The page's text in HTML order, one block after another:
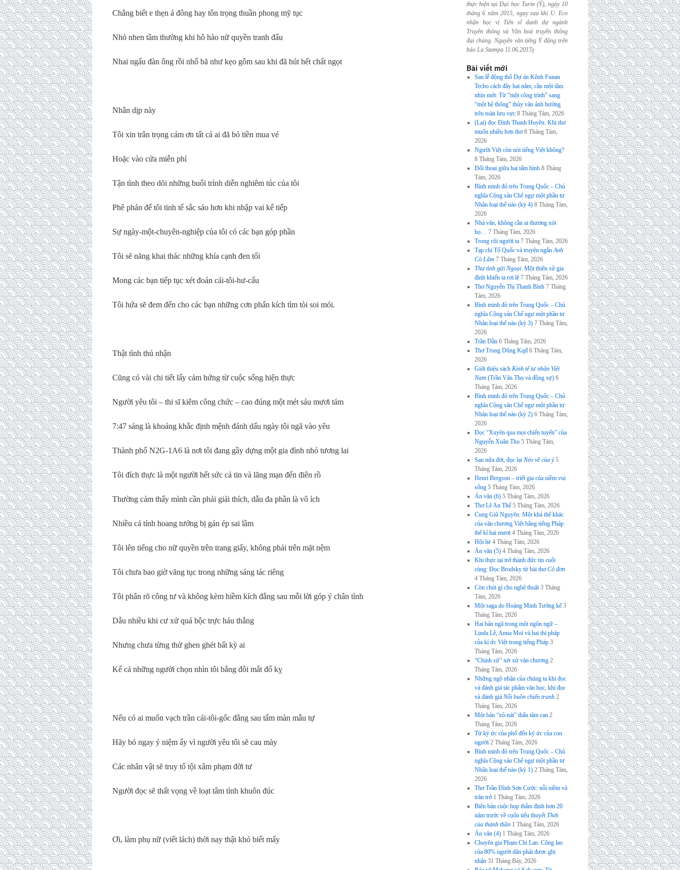
Chẳng biết e thẹn á đông hay tôn trọng thuần phong mỹ tục
Nhỏ nhen tầm thường khi hô hào nữ quyền tranh đấu
Nhai ngấu đàn ông rồi nhổ bã như kẹo gôm sau khi đã hút hết chất ngọt
Nhân dịp này
Tôi xin trân trọng cám ơn tất cả ai đã bỏ tiền mua vé
Hoặc vào cửa miễn phí
Tận tình theo dõi những buổi trình diễn nghiêm túc của tôi
Phê phán để tôi tinh tế sắc sảo hơn khi nhập vai kế tiếp
Sự ngày-một-chuyên-nghiệp của tôi có các bạn góp phần
Tôi sẽ năng khai thác những khía cạnh đen tối
Mong các bạn tiếp tục xét đoán cái-tôi-hư-cấu
Tôi hứa sẽ đem đến cho các bạn những cơn phấn kích tìm tòi soi mói.
Thật tình thú nhận
Cũng có vài chi tiết lấy cảm hứng từ cuộc sống hiện thực
Người yêu tôi – thi sĩ kiêm công chức – cao đúng một mét sáu mươi tám
7:47 sáng là khoảng khắc định mệnh đánh dấu ngày tôi ngã vào yêu
Thành phố N2G-1A6 là nơi tôi đang gầy dựng một gia đình nhỏ tương lai
Tôi đích thực là một người hết sức cả tin và lãng mạn đến điên rồ
Thường cảm thấy mình cần phải giải thích, dẫu đa phần là vô ích
Nhiều cá tính hoang tưởng bị gán ép sai lầm
Tôi lên tiếng cho nữ quyền trên trang giấy, không phải trên mặt nệm
Tôi chưa bao giờ văng tục trong những sáng tác riêng
Tôi phân rõ công tư và không kèm hiềm kích đằng sau mỗi lời góp ý chân tình
Dẫu nhiều khi cư xử quá bộc trực háu thắng
Nhưng chưa từng thử ghen ghét bất kỳ ai
Kể cả những người chọn nhìn tôi bằng đôi mắt đố kỵ
Nếu có ai muốn vạch trần cái-tôi-gốc đằng sau tấm màn mẫu tự
Hãy bỏ ngay ý niệm ấy vì người yêu tôi sẽ cau mày
Các nhân vật sẽ truy tố tội xâm phạm đời tư
Người đọc sẽ thất vọng về loạt tâm tình khuôn đúc
Ơi, làm phụ nữ (viết lách) thời nay thật khó biết mấy
thực hiện tại Đại học Turin (Ý), ngày 10
tháng 6 năm 2015, ngay sau khi U. Eco
nhận học vị Tiến sĩ danh dự ngành
Truyền thông và Văn hoá truyền thông
đại chúng. Nguyên văn tiếng Ý đăng trên
báo La Stampa 11.06.2015)
Bài viết mới
Sau lễ động thổ Dự án Kênh Funan
Techo cách đây hai năm, cần một tầm
nhìn mới: Từ “một công trình” sang
“một hệ thống” thủy văn ảnh hưởng
trên toàn lưu vực 8 Tháng Tám, 2026
(Lại) đọc Đinh Thanh Huyền: Khi thơ
muốn nhiều hơn thơ 8 Tháng Tám,
2026
Người Việt còn nói tiếng Việt không?
8 Tháng Tám, 2026
Đối thoại giữa hai tấm hình 8 Tháng
Tám, 2026
Bình minh đỏ trên Trung Quốc – Chủ
nghĩa Cộng sản Chế ngự một phần tư
Nhân loại thế nào (kỳ 4) 8 Tháng Tám,
2026
Nhà văn, không cần ai thương xót
họ… 7 Tháng Tám, 2026
Trong cõi người ta 7 Tháng Tám, 2026
Tạp chí Tổ Quốc và truyện ngắnAnh
Cò Lấm 7 Tháng Tám, 2026
Thư tình gửi Ngoại: Một thiên sử gia
đình khiến ta rơi lệ 7 Tháng Tám, 2026
Thơ Nguyễn Thị Thanh Bình 7 Tháng
Tám, 2026
Bình minh đỏ trên Trung Quốc – Chủ
nghĩa Cộng sản Chế ngự một phần tư
Nhân loại thế nào (kỳ 3) 7 Tháng Tám,
2026
Trần Dần 6 Tháng Tám, 2026
Thơ Trung Dũng Kqđ 6 Tháng Tám,
2026
Giới thiệu sách Kinh tế tư nhân Việt
Nam (Trần Văn Thọ và đồng sự) 6
Tháng Tám, 2026
Bình minh đỏ trên Trung Quốc – Chủ
nghĩa Cộng sản Chế ngự một phần tư
Nhân loại thế nào (kỳ 2) 6 Tháng Tám,
2026
Đọc “Xuyên qua mọi chiến tuyến” của
Nguyễn Xuân Thọ 5 Tháng Tám,
2026
Sau nửa đời, đọc lại Nẻo về của ý 5
Tháng Tám, 2026
Henri Bergson – triết gia của niềm vui
sống 5 Tháng Tám, 2026
Án văn (6) 5 Tháng Tám, 2026
Thơ Lê An Thế 5 Tháng Tám, 2026
Cung Giũ Nguyên: Một khả thể khác
của văn chương Việt bằng tiếng Pháp
thế kỉ hai mươi 4 Tháng Tám, 2026
Hội hè 4 Tháng Tám, 2026
Án văn (5) 4 Tháng Tám, 2026
Khi thực tại trở thành đức tin cuối
cùng: Đọc Brodsky từ bài thơCô đơn
4 Tháng Tám, 2026
Còn chút gì cho nghệ thuật 3 Tháng
Tám, 2026
Một saga do Hoàng Minh Tường kể 3
Tháng Tám, 2026
Hai bản ngã trong một ngôn ngữ –
Linda Lê, Anna Moï và hai thi pháp
của kí ức Việt trong tiếng Pháp 3
Tháng Tám, 2026
“Chính sử” xét xử văn chương 2
Tháng Tám, 2026
Những ngộ nhận của chúng ta khi đọc
và đánh giá tác phẩm văn học, khi đọc
và đánh giá Nỗi buồn chiến tranh 2
Tháng Tám, 2026
Một bản “xô-nát” thấu tâm can 2
Tháng Tám, 2026
Từ ký ức của phố đến ký ức của con
người 2 Tháng Tám, 2026
Bình minh đỏ trên Trung Quốc – Chủ
nghĩa Cộng sản Chế ngự một phần tư
Nhân loại thế nào (kỳ 1) 2 Tháng Tám,
2026
Thơ Trần Đình Sơn Cước: nỗi niềm và
trăn trở 1 Tháng Tám, 2026
Biên bản cuộc họp thẩm định hơn 20
năm trước về cuốn tiểu thuyếtThời
của thánh thần 1 Tháng Tám, 2026
Án văn (4) 1 Tháng Tám, 2026
Chuyên gia Phạm Chi Lan: Công lao
của 80% người dân phải được ghi
nhận 31 Tháng Bảy, 2026